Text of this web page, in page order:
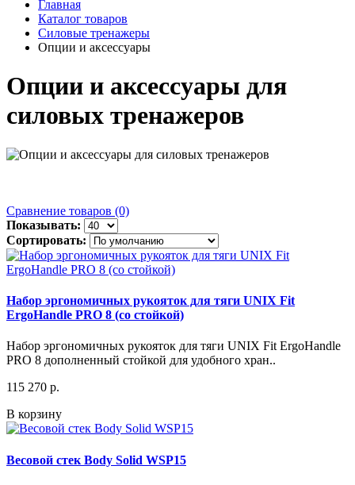
Главная
Каталог товаров
Силовые тренажеры
Опции и аксессуары
Опции и аксессуары для
силовых тренажеров
Сравнение товаров (0)
Показывать:
Сортировать:
Набор эргономичных рукояток для тяги UNIX Fit
ErgoHandle PRO 8 (со стойкой)
Набор эргономичных рукояток для тяги UNIX Fit ErgoHandle
PRO 8 дополненный стойкой для удобного хран..
115 270 р.
В корзину
Весовой стек Body Solid WSP15